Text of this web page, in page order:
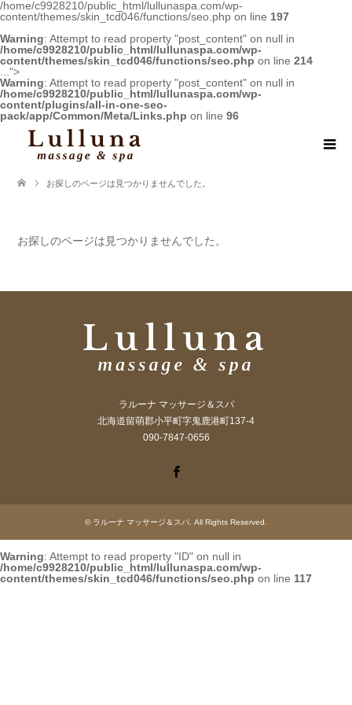
/home/c9928210/public_html/lullunaspa.com/wp-
content/themes/skin_tcd046/functions/seo.php on line 197
Warning: Attempt to read property "post_content" on null in
/home/c9928210/public_html/lullunaspa.com/wp-
content/themes/skin_tcd046/functions/seo.php on line 214
...">
Warning: Attempt to read property "post_content" on null in
/home/c9928210/public_html/lullunaspa.com/wp-
content/plugins/all-in-one-seo-
pack/app/Common/Meta/Links.php on line 96
お探しのページは見つかりませんでした。
お探しのページは見つかりませんでした。
ラルーナ マッサージ＆スパ
北海道留萌郡小平町字鬼鹿港町137-4
090-7847-0656
© ラルーナ マッサージ＆スパ . All Rights Reserved.
Warning: Attempt to read property "ID" on null in
/home/c9928210/public_html/lullunaspa.com/wp-
content/themes/skin_tcd046/functions/seo.php on line 117